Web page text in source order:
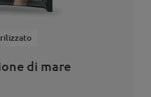
di mare